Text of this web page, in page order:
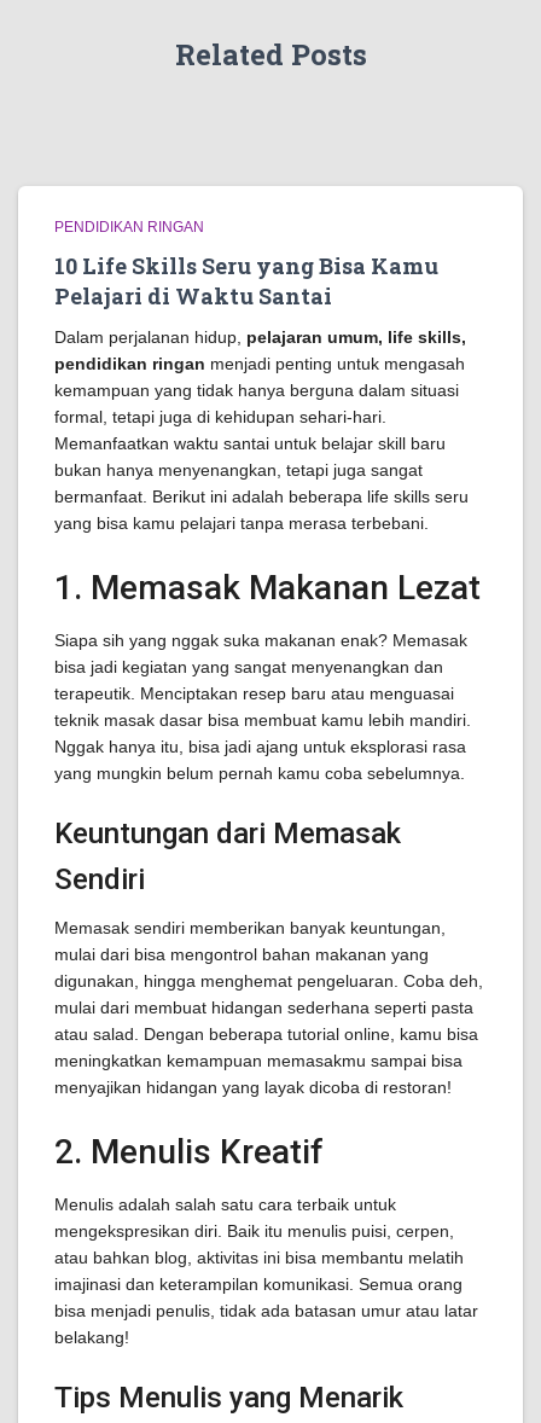
Related Posts
PENDIDIKAN RINGAN
10 Life Skills Seru yang Bisa Kamu
Pelajari di Waktu Santai
Dalam perjalanan hidup, pelajaran umum, life skills,
pendidikan ringan menjadi penting untuk mengasah
kemampuan yang tidak hanya berguna dalam situasi
formal, tetapi juga di kehidupan sehari-hari.
Memanfaatkan waktu santai untuk belajar skill baru
bukan hanya menyenangkan, tetapi juga sangat
bermanfaat. Berikut ini adalah beberapa life skills seru
yang bisa kamu pelajari tanpa merasa terbebani.
1. Memasak Makanan Lezat
Siapa sih yang nggak suka makanan enak? Memasak
bisa jadi kegiatan yang sangat menyenangkan dan
terapeutik. Menciptakan resep baru atau menguasai
teknik masak dasar bisa membuat kamu lebih mandiri.
Nggak hanya itu, bisa jadi ajang untuk eksplorasi rasa
yang mungkin belum pernah kamu coba sebelumnya.
Keuntungan dari Memasak
Sendiri
Memasak sendiri memberikan banyak keuntungan,
mulai dari bisa mengontrol bahan makanan yang
digunakan, hingga menghemat pengeluaran. Coba deh,
mulai dari membuat hidangan sederhana seperti pasta
atau salad. Dengan beberapa tutorial online, kamu bisa
meningkatkan kemampuan memasakmu sampai bisa
menyajikan hidangan yang layak dicoba di restoran!
2. Menulis Kreatif
Menulis adalah salah satu cara terbaik untuk
mengekspresikan diri. Baik itu menulis puisi, cerpen,
atau bahkan blog, aktivitas ini bisa membantu melatih
imajinasi dan keterampilan komunikasi. Semua orang
bisa menjadi penulis, tidak ada batasan umur atau latar
belakang!
Tips Menulis yang Menarik